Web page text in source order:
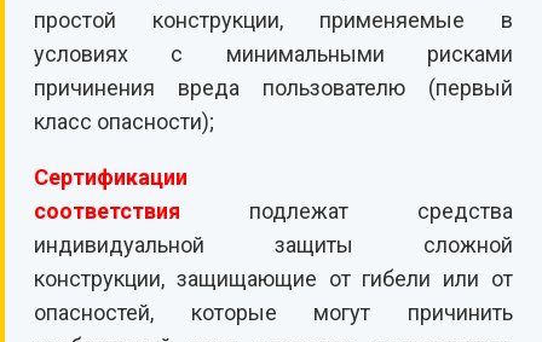
простой конструкции, применяемые в
условиях с минимальными рисками
причинения вреда пользователю (первый
класс опасности);
Сертификации
соответствия подлежат средства
индивидуальной защиты сложной
конструкции, защищающие от гибели или от
опасностей, которые могут причинить